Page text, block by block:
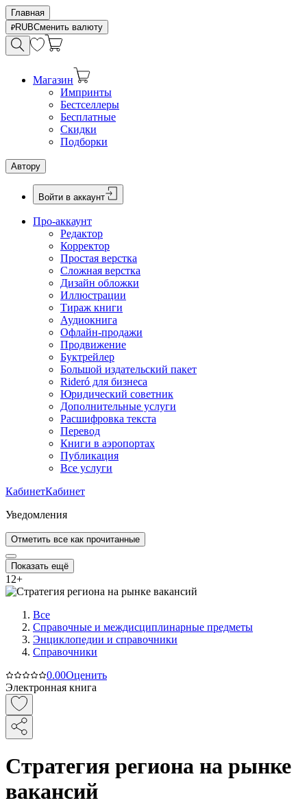
Главная
RUBСменить валюту
Магазин
Импринты
Бестселлеры
Бесплатные
Скидки
Подборки
Автору
Войти в аккаунт
Про-аккаунт
Редактор
Корректор
Простая верстка
Сложная верстка
Дизайн обложки
Иллюстрации
Тираж книги
Аудиокнига
Офлайн-продажи
Продвижение
Буктрейлер
Большой издательский пакет
Rideró для бизнеса
Юридический советник
Дополнительные услуги
Расшифровка текста
Перевод
Книги в аэропортах
Публикация
Все услуги
КабинетКабинет
Уведомления
Отметить все как прочитанные
Показать ещё
12+
Все
Справочные и междисциплинарные предметы
Энциклопедии и справочники
Справочники
0.00Оценить
Электронная книга
Стратегия региона на рынке
вакансий